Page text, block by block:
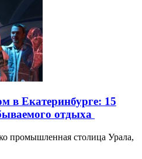
в Екатеринбурге: 15
отдыха
промышленная столица Урала,